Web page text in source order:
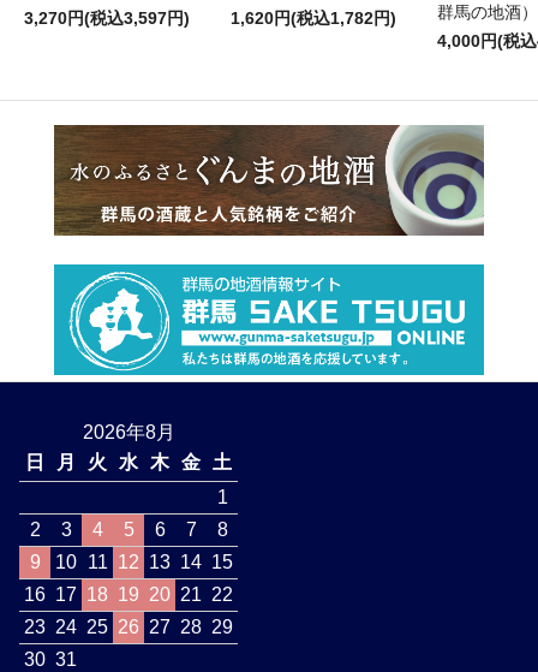
3,270円(税込3,597円)
1,620円(税込1,782円)
群馬の地酒）
4,000円(税
2026年8月
日
月 火 水 木 金
土
1
2
3 4 5 6 7
8
9
10 11 12 13 14 15
16 17 18 19 20 21 22
23 24 25 26 27 28 29
30 31